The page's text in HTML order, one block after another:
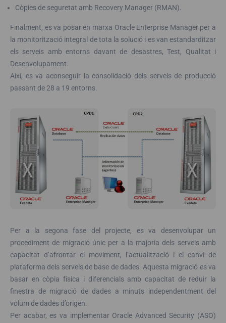
Còpies de seguretat amb Recovery Manager (RMAN).
Finalment, es va posar en marxa Oracle Enterprise Manager per a
la monitorització integral de tota la solució i es van estandarditzar
els serveis amb entorns davant de desastres, Test, Qualitat i
Desenvolupament.
Així, es va aconseguir la consolidació dels serveis de producció
passant de 28 a 19 entorns.
Per a la segona fase del projecte, es va desenvolupar un
procediment de migració únic per a la majoria dels serveis amb
capacitat d’afrontar el moviment, l’actualització i el canvi de
plataforma dels serveis de base de dades. Aquesta migració es va
basar en còpia física i diferencials amb capacitat de reduir la
finestra de migració de dades a minuts independentment del
volum de dades d’origen.
Per acabar, es va implementar Oracle Advanced Security (ASO)